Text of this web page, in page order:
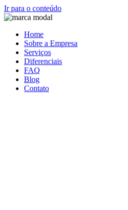
Ir para o conteúdo
Home
Sobre a Empresa
Serviços
Diferenciais
FAQ
Blog
Contato